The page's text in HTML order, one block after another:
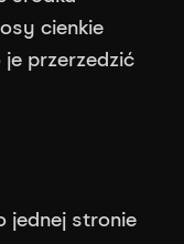
cienkie
przerzedzić
jednej stronie